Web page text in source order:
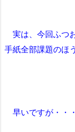
実は、今回ふつ
手紙全部課題のほ
早いですが・・・